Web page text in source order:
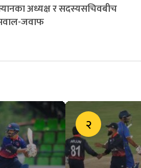
अध्यक्ष र सदस्यसचिवबीच
जवाफ
२